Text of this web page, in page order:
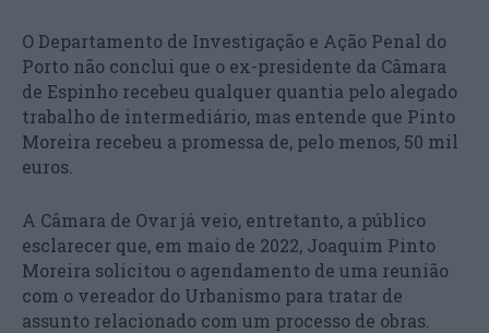
O Departamento de Investigação e Ação Penal do
Porto não conclui que o ex-presidente da Câmara
de Espinho recebeu qualquer quantia pelo alegado
trabalho de intermediário, mas entende que Pinto
Moreira recebeu a promessa de, pelo menos, 50 mil
euros.
A Câmara de Ovar já veio, entretanto, a público
esclarecer que, em maio de 2022, Joaquim Pinto
Moreira solicitou o agendamento de uma reunião
com o vereador do Urbanismo para tratar de
assunto relacionado com um processo de obras.